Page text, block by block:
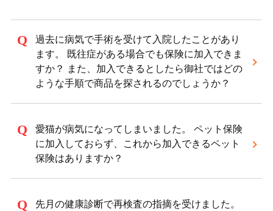
過去に病気で手術を受けて入院したことがあり
ます。 既往症がある場合でも保険に加入できま
すか？ また、加入できるとしたら御社ではどの
ような手順で商品を探されるのでしょうか？
愛猫が病気になってしまいました。 ペット保険
に加入しておらず、これから加入できるペット
保険はありますか？
先月の健康診断で再検査の指摘を受けました。